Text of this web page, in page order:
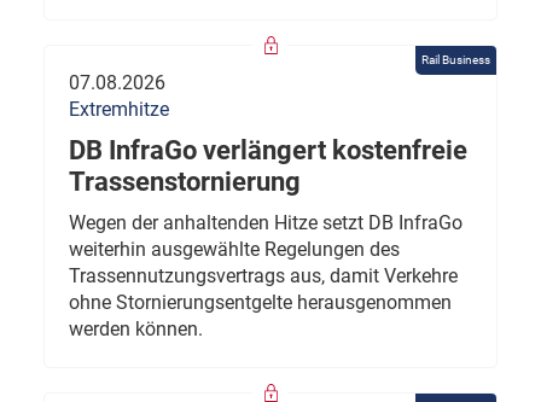
Rail Business
07.08.2026
Extremhitze
DB InfraGo verlängert kostenfreie
Trassenstornierung
Wegen der anhaltenden Hitze setzt DB InfraGo
weiterhin ausgewählte Regelungen des
Trassennutzungsvertrags aus, damit Verkehre
ohne Stornierungsentgelte herausgenommen
werden können.